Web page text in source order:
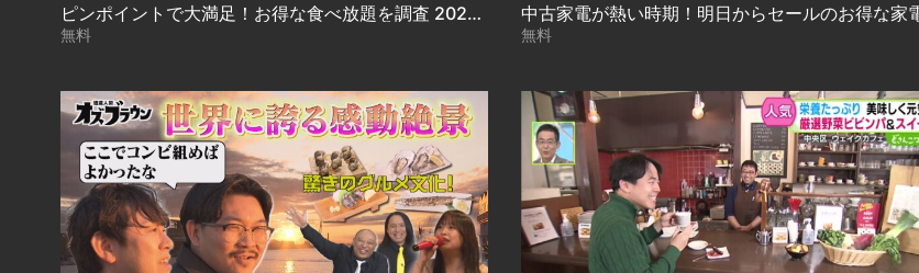
ピンポイントで大満足！お得な食べ放題を調査 2024.12.11放送
無料 無料